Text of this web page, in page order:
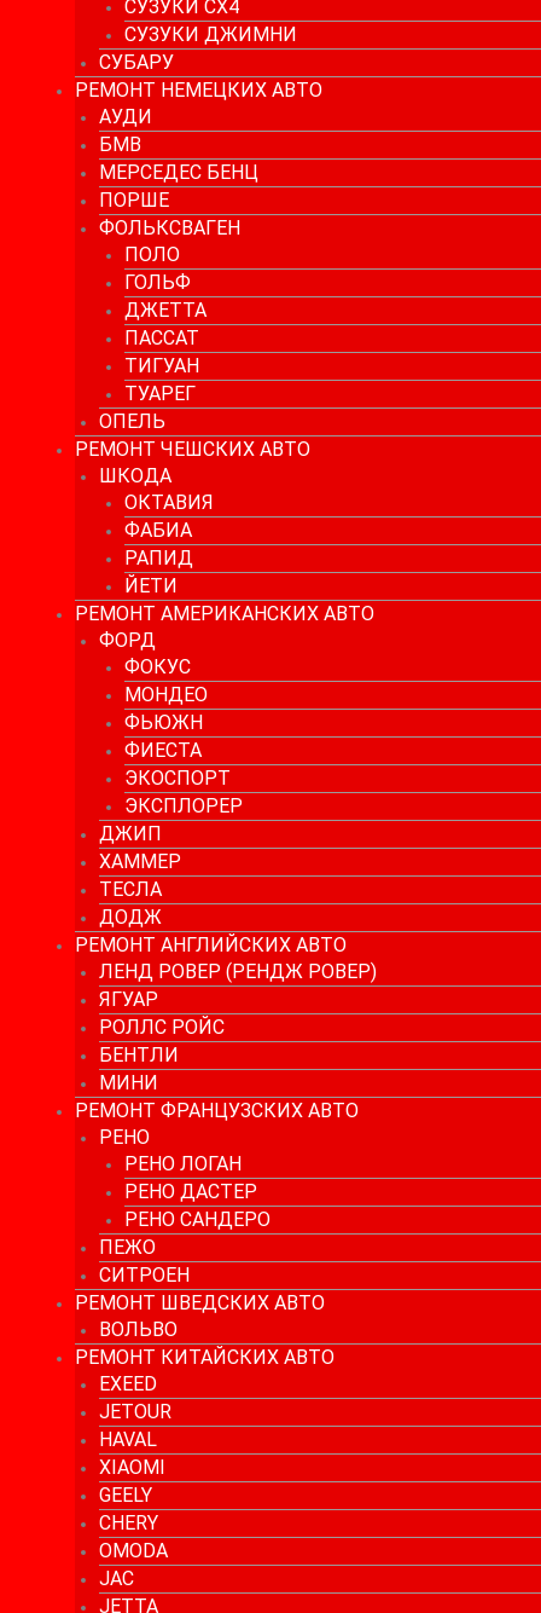
СУЗУКИ СХ4
СУЗУКИ ДЖИМНИ
СУБАРУ
РЕМОНТ НЕМЕЦКИХ АВТО
АУДИ
БМВ
МЕРСЕДЕС БЕНЦ
ПОРШЕ
ФОЛЬКСВАГЕН
ПОЛО
ГОЛЬФ
ДЖЕТТА
ПАССАТ
ТИГУАН
ТУАРЕГ
ОПЕЛЬ
РЕМОНТ ЧЕШСКИХ АВТО
ШКОДА
ОКТАВИЯ
ФАБИА
РАПИД
ЙЕТИ
РЕМОНТ АМЕРИКАНСКИХ АВТО
ФОРД
ФОКУС
МОНДЕО
ФЬЮЖН
ФИЕСТА
ЭКОСПОРТ
ЭКСПЛОРЕР
ДЖИП
ХАММЕР
ТЕСЛА
ДОДЖ
РЕМОНТ АНГЛИЙСКИХ АВТО
ЛЕНД РОВЕР (РЕНДЖ РОВЕР)
ЯГУАР
РОЛЛС РОЙС
БЕНТЛИ
МИНИ
РЕМОНТ ФРАНЦУЗСКИХ АВТО
РЕНО
РЕНО ЛОГАН
РЕНО ДАСТЕР
РЕНО САНДЕРО
ПЕЖО
СИТРОЕН
РЕМОНТ ШВЕДСКИХ АВТО
ВОЛЬВО
РЕМОНТ КИТАЙСКИХ АВТО
EXEED
JETOUR
HAVAL
XIAOMI
GEELY
CHERY
OMODA
JAC
JETTA